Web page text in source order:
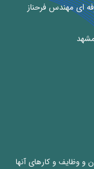
ای مهندس فرحناز
و وظایف و کارهای آنها